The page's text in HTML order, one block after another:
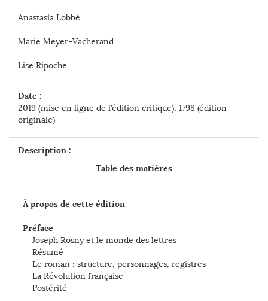
Anastasia Lobbé
Marie Meyer-Vacherand
Lise Ripoche
Date :
2019 (mise en ligne de l’édition critique), 1798 (édition
originale)
Description :
Table des matières
À propos de cette édition
Préface
Joseph Rosny et le monde des lettres
Résumé
Le roman : structure, personnages, registres
La Révolution française
Postérité